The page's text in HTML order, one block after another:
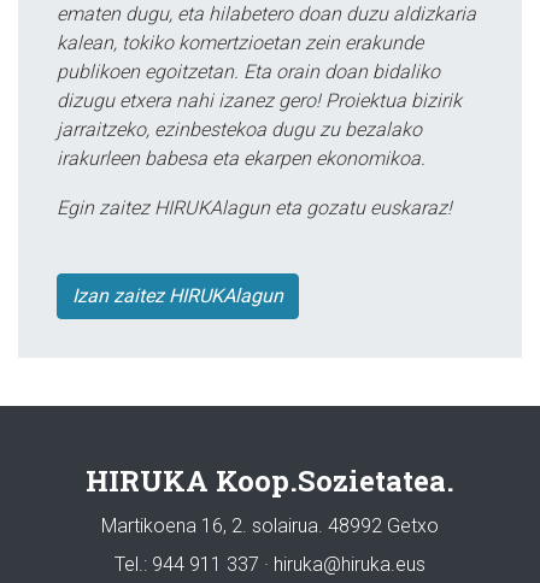
ematen dugu, eta hilabetero doan duzu aldizkaria
kalean, tokiko komertzioetan zein erakunde
publikoen egoitzetan. Eta orain doan bidaliko
dizugu etxera nahi izanez gero! Proiektua bizirik
jarraitzeko, ezinbestekoa dugu zu bezalako
irakurleen babesa eta ekarpen ekonomikoa.
Egin zaitez HIRUKAlagun eta gozatu euskaraz!
Izan zaitez HIRUKAlagun
HIRUKA Koop.Sozietatea.
Martikoena 16, 2. solairua. 48992 Getxo
Tel.: 944 911 337 · hiruka@hiruka.eus